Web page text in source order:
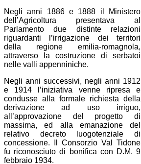
Negli anni 1886 e 1888 il Ministero
dell’Agricoltura presentava al
Parlamento due distinte relazioni
riguardanti l’irrigazione dei territori
della regione emilia-romagnola,
attraverso la costruzione di serbatoi
nelle valli appenniniche.
Negli anni successivi, negli anni 1912
e 1914 l’iniziativa venne ripresa e
condusse alla formale richiesta della
derivazione ad uso irriguo,
all’approvazione del progetto di
massima, ed alla emanazione del
relativo decreto luogotenziale di
concessione. Il Consorzio Val Tidone
fu riconosciuto di bonifica con D.M. 9
febbraio 1934.